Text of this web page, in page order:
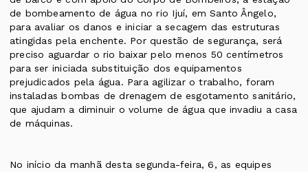
de bombeamento de água no rio Ijuí, em Santo Ângelo,
para avaliar os danos e iniciar a secagem das estruturas
atingidas pela enchente. Por questão de segurança, será
preciso aguardar o rio baixar pelo menos 50 centímetros
para ser iniciada substituição dos equipamentos
prejudicados pela água. Para agilizar o trabalho, foram
instaladas bombas de drenagem de esgotamento sanitário,
que ajudam a diminuir o volume de água que invadiu a casa
de máquinas.
No início da manhã desta segunda-feira, 6, as equipes